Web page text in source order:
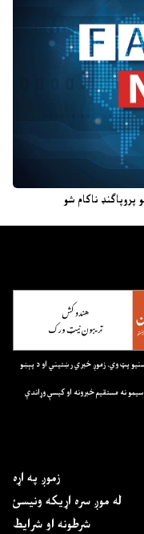
پټ وي. زموږ خبري رښتيني او د پېښو
نه مستقيم خبرونه او کيسې وړاندې
زموږ په اړه
له موږ سره اړیکه ونیسئ
شرطونه او شرایط